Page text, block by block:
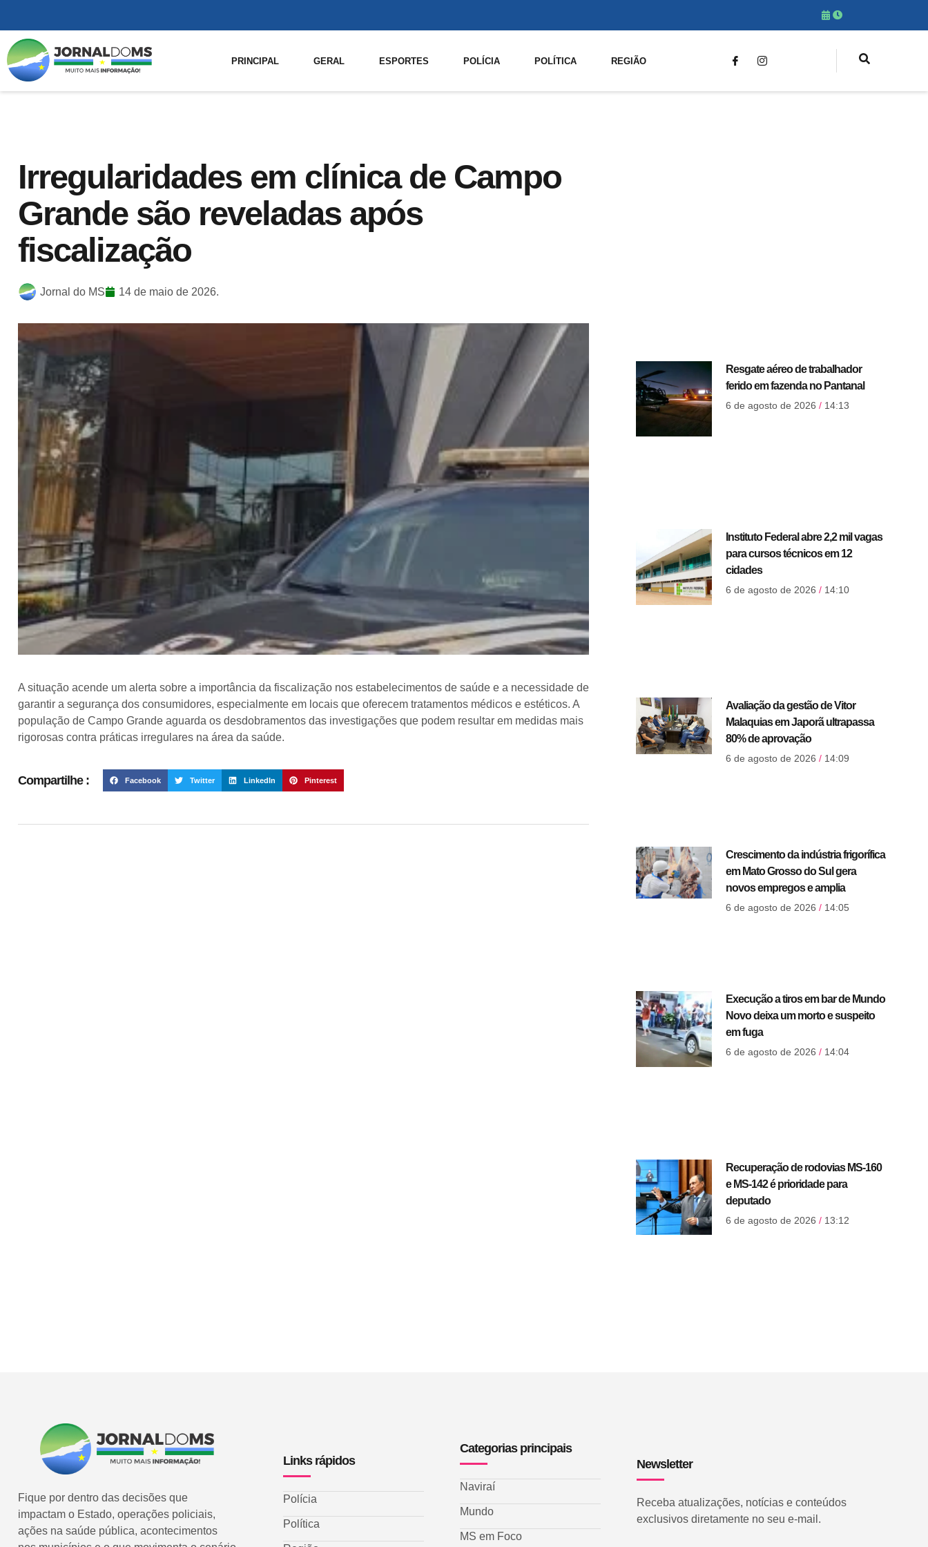
PRINCIPAL GERAL ESPORTES POLÍCIA POLÍTICA REGIÃO
Irregularidades em clínica de Campo
Grande são reveladas após
fiscalização
Jornal do MS 14 de maio de 2026.
A situação acende um alerta sobre a importância da fiscalização nos estabelecimentos de saúde e a necessidade de
garantir a segurança dos consumidores, especialmente em locais que oferecem tratamentos médicos e estéticos. A
população de Campo Grande aguarda os desdobramentos das investigações que podem resultar em medidas mais
rigorosas contra práticas irregulares na área da saúde.
Compartilhe : Facebook Twitter LinkedIn Pinterest
Resgate aéreo de trabalhador
ferido em fazenda no Pantanal
6 de agosto de 2026 14:13
Instituto Federal abre 2,2 mil vagas
para cursos técnicos em 12
cidades
6 de agosto de 2026 14:10
Avaliação da gestão de Vitor
Malaquias em Japorã ultrapassa
80% de aprovação
6 de agosto de 2026 14:09
Crescimento da indústria frigorífica
em Mato Grosso do Sul gera
novos empregos e amplia
6 de agosto de 2026 14:05
Execução a tiros em bar de Mundo
Novo deixa um morto e suspeito
em fuga
6 de agosto de 2026 14:04
Recuperação de rodovias MS-160
e MS-142 é prioridade para
deputado
6 de agosto de 2026 13:12
Fique por dentro das decisões que
impactam o Estado, operações policiais,
ações na saúde pública, acontecimentos
Links rápidos
Polícia
Política
Categorias principais
Naviraí
Mundo
MS em Foco
Newsletter
Receba atualizações, notícias e conteúdos
exclusivos diretamente no seu e-mail.